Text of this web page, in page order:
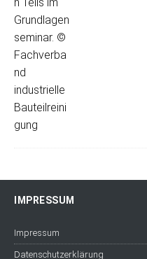
IMPRESSUM
Impressum
Datenschutzerklärung